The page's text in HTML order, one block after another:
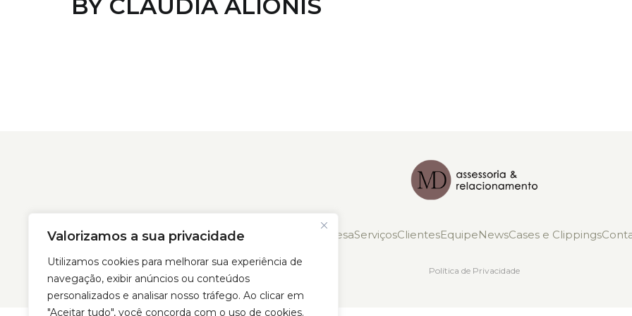
Valorizamos a sua privacidade
Utilizamos cookies para melhorar sua experiência de
navegação, exibir anúncios ou conteúdos
personalizados e analisar nosso tráfego. Ao clicar em
"Aceitar tudo", você concorda com o uso de cookies.
BY CLAUDIA ALIONIS
A EmpresaServiçosClientesEquipeNewsCases e Clippings
Política de Privacidade